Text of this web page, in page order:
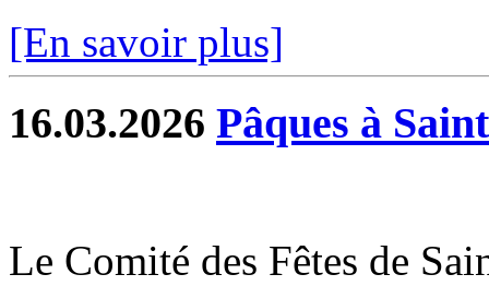
[En savoir plus]
16.03.2026 Pâques à
Le Comité des Fêtes de